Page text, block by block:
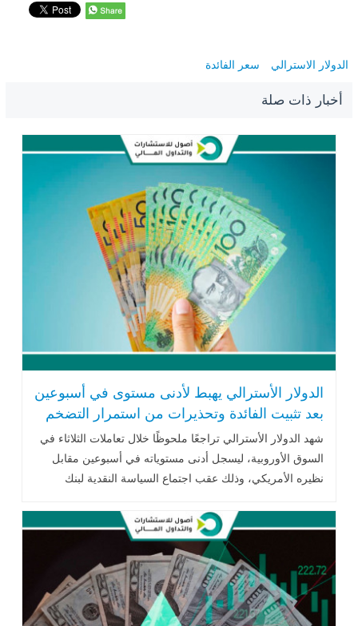
الدولار الاسترالي سعر الفائدة
أخبار ذات صلة
الدولار الأسترالي يهبط لأدنى مستوى في أسبوعين
بعد تثبيت الفائدة وتحذيرات من استمرار التضخم
شهد الدولار الأسترالي تراجعًا ملحوظًا خلال تعاملات الثلاثاء في
السوق الأوروبية، ليسجل أدنى مستوياته في أسبوعين مقابل
نظيره الأمريكي، وذلك عقب اجتماع السياسة النقدية لبنك